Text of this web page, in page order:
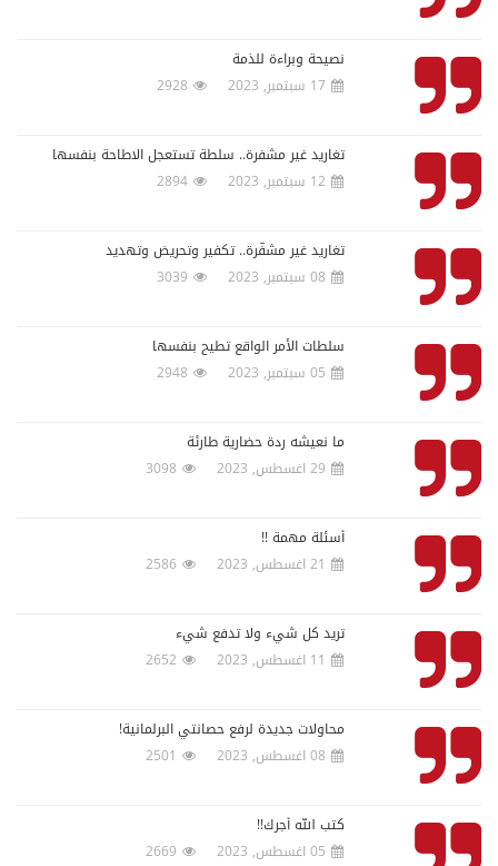
نصيحة وبراءة للذمة
17 سبتمبر, 2023
2928
‏تغاريد غير مشفرة.. سلطة تستعجل الاطاحة بنفسها
12 سبتمبر, 2023
2894
تغاريد غير مشفّرة.. تكفير وتحريض وتهديد
08 سبتمبر, 2023
3039
سلطات الأمر الواقع تطيح بنفسها
05 سبتمبر, 2023
2948
ما نعيشه ردة حضارية طارئة
29 اغسطس, 2023
3098
أسئلة مهمة !!
21 اغسطس, 2023
2586
تريد كل شيء ولا تدفع شيء
11 اغسطس, 2023
2652
محاولات جديدة لرفع حصانتي البرلمانية!
08 اغسطس, 2023
2501
كتب الله أجرك!!
05 اغسطس, 2023
2669